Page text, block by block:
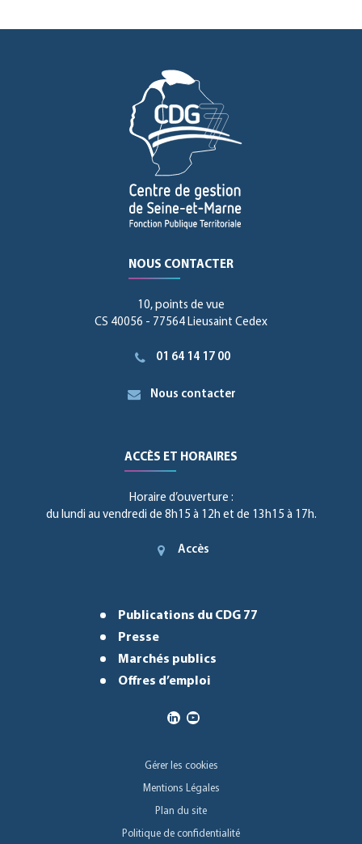
NOUS CONTACTER
10, points de vue
CS 40056 - 77564 Lieusaint Cedex
01 64 14 17 00
Nous contacter
ACCÈS ET HORAIRES
Horaire d’ouverture :
du lundi au vendredi de 8h15 à 12h et de 13h15 à 17h.
Accès
Publications du CDG 77
Presse
Marchés publics
Offres d’emploi
Gérer les cookies
Mentions Légales
Plan du site
Politique de confidentialité